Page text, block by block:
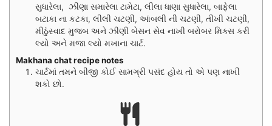
સુધારેલા, ઝીણા સમારેલા ટામેટા, લીલા ધાણા સુધારેલા, બાફેલા
બટાકા ના કટકા, લીલી ચટણી, આંબલી ની ચટણી, તીખી ચટણી,
મીઠુંસ્વાદ મુજબ અને ઝીણી બેસન સેવ નાખી બરોબર મિક્સ કરી
લ્યો અને મજા લ્યો મખાના ચાર્ટ.
Makhana chat recipe notes
ચાર્ટમાં તમને બીજી કોઈ સામગ્રી પસંદ હોય તો એ પણ નાખી
શકો છો.